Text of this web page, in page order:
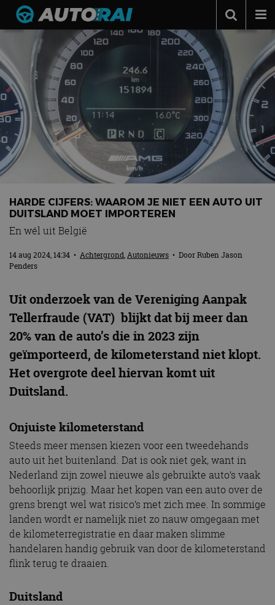
Autonieuws
Podcast
Autotests
Automerken
Adverteren
Contact
MotorRAI.nl
HARDE CIJFERS: WAAROM JE NIET EEN AUTO UIT
DUITSLAND MOET IMPORTEREN
En wél uit België
14 aug 2024, 14:34 • Achtergrond,Autonieuws • DoorRuben Jason
Penders
Uit onderzoek van de Vereniging Aanpak
Tellerfraude (VAT) blijkt dat bij meer dan
20% van de auto’s die in 2023 zijn
geïmporteerd, de kilometerstand niet klopt.
Het overgrote deel hiervan komt uit
Duitsland.
Onjuiste kilometerstand
Steeds meer mensen kiezen voor een tweedehands
auto uit het buitenland. Dat is ook niet gek, want in
Nederland zijn zowel nieuwe als gebruikte auto’s vaak
behoorlijk prijzig. Maar het kopen van een auto over de
grens brengt wel wat risico’s met zich mee. In sommige
landen wordt er namelijk niet zo nauw omgegaan met
de kilometerregistratie en daar maken slimme
handelaren handig gebruik van door de kilometerstand
flink terug te draaien.
Duitsland